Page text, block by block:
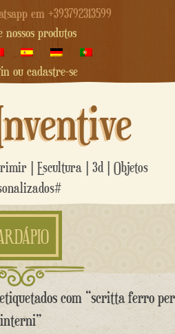
em +393792313599
nossos produtos
ou cadastre-se
| Escultura | 3d | Objetos
com “scritta ferro per
interni”